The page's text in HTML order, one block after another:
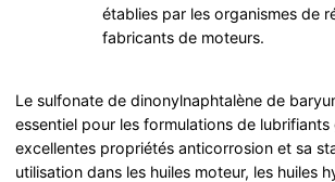
établies par les organismes de
fabricants de moteurs.
Le sulfonate de dinonylnaphtalène de
essentiel pour les formulations de lubrifiants
excellentes propriétés anticorrosion et sa
utilisation dans les huiles moteur, les huiles